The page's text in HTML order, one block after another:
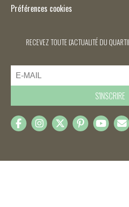
Préférences cookies
RECEVEZ TOUTE L'ACTUALITÉ DU